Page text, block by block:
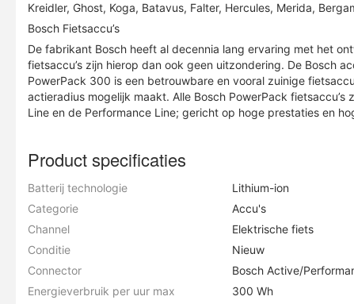
Kreidler, Ghost, Koga, Batavus, Falter, Hercules, Merida,
Bosch Fietsaccu’s
De fabrikant Bosch heeft al decennia lang ervaring met het
fietsaccu’s zijn hierop dan ook geen uitzondering. De Bosch
PowerPack 300 is een betrouwbare en vooral zuinige
actieradius mogelijk maakt. Alle Bosch PowerPack
Line en de Performance Line; gericht op hoge prestaties en
Product specificaties
Batterij technologie
Lithium-ion
Categorie
Accu's
Channel
Elektrische fiets
Conditie
Nieuw
Connector
Bosch Active/
Energieverbruik per uur max
300 Wh